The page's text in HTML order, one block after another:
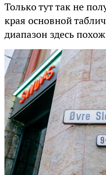
Только тут так не
края основной
диапазон здесь